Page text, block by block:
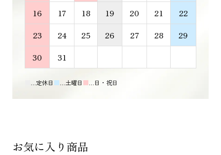
16
17 18 19 20 21
22
23
24 25 26 27 28
29
30
31
…定休日 ■ …土曜日 ■ …日・祝日
お気に入り商品